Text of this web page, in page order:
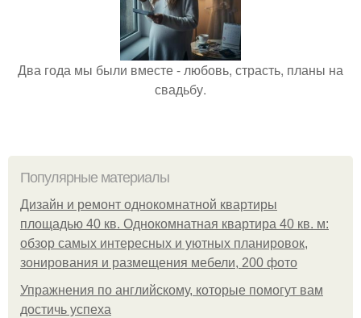
Два года мы были вместе - любовь, страсть, планы на
свадьбу.
Популярные материалы
Дизайн и ремонт однокомнатной квартиры
площадью 40 кв. Однокомнатная квартира 40 кв. м:
обзор самых интересных и уютных планировок,
зонирования и размещения мебели, 200 фото
Упражнения по английскому, которые помогут вам
достичь успеха